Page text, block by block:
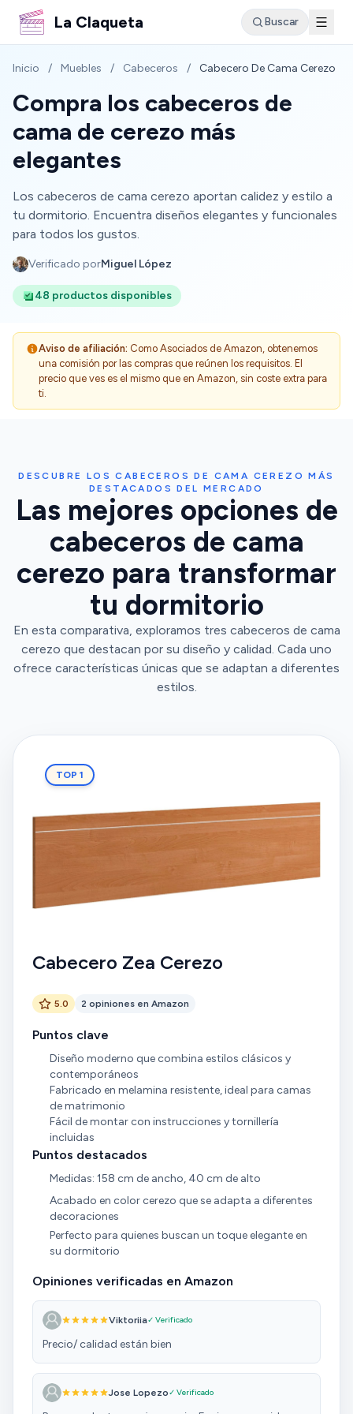
La Claqueta Buscar
Inicio / Muebles / Cabeceros / Cabecero De Cama Cerezo
Compra los cabeceros de
cama de cerezo más
elegantes
Los cabeceros de cama cerezo aportan calidez y estilo a
tu dormitorio. Encuentra diseños elegantes y funcionales
para todos los gustos.
Verificado porMiguel López
48 productos disponibles
Aviso de afiliación: Como Asociados de Amazon, obtenemos
una comisión por las compras que reúnen los requisitos. El
precio que ves es el mismo que en Amazon, sin coste extra para
ti.
DESCUBRE LOS CABECEROS DE CAMA CEREZO MÁS
DESTACADOS DEL MERCADO
Las mejores opciones de
cabeceros de cama
cerezo para transformar
tu dormitorio
En esta comparativa, exploramos tres cabeceros de cama
cerezo que destacan por su diseño y calidad. Cada uno
ofrece características únicas que se adaptan a diferentes
estilos.
TOP 1
Cabecero Zea Cerezo
5.0 2 opiniones en Amazon
Puntos clave
Diseño moderno que combina estilos clásicos y
contemporáneos
Fabricado en melamina resistente, ideal para camas
de matrimonio
Fácil de montar con instrucciones y tornillería
incluidas
Puntos destacados
Medidas: 158 cm de ancho, 40 cm de alto
Acabado en color cerezo que se adapta a diferentes
decoraciones
Perfecto para quienes buscan un toque elegante en
su dormitorio
Opiniones verificadas en Amazon
Viktoriia✓ Verificado
Precio/ calidad están bien
Jose Lopezo✓ Verificado